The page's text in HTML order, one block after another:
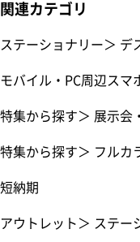
関連カテゴリ
ステーショナリー＞ デ
モバイル・PC周辺スマ
特集から探す＞ 展示会
特集から探す＞ フルカ
短納期
アウトレット ＞ ステー